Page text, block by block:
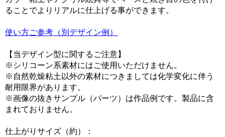
ることでよりリアルに仕上げる事ができます。
使い方ご参考（別デザイン例）
【当デザイン型に関するご注意】
※シリコーン系素材にはご使用いただけません。
※自然乾燥粘土以外の素材につきましては化学変化に伴う
耐用限界があります。
※画像の抜きサンプル（パーツ）は作品例です。製品に含
まれておりません。
仕上がりサイズ（約）：